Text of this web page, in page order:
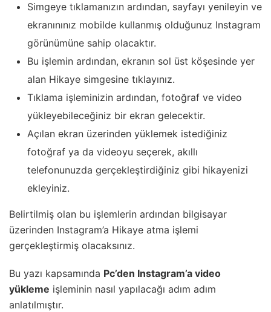
Simgeye tıklamanızın ardından, sayfayı yenileyin ve
ekranınınız mobilde kullanmış olduğunuz Instagram
görünümüne sahip olacaktır.
Bu işlemin ardından, ekranın sol üst köşesinde yer
alan Hikaye simgesine tıklayınız.
Tıklama işleminizin ardından, fotoğraf ve video
yükleyebileceğiniz bir ekran gelecektir.
Açılan ekran üzerinden yüklemek istediğiniz
fotoğraf ya da videoyu seçerek, akıllı
telefonunuzda gerçekleştirdiğiniz gibi hikayenizi
ekleyiniz.
Belirtilmiş olan bu işlemlerin ardından bilgisayar
üzerinden Instagram’a Hikaye atma işlemi
gerçekleştirmiş olacaksınız.
Bu yazı kapsamında Pc’den Instagram’a video
yükleme işleminin nasıl yapılacağı adım adım
anlatılmıştır.